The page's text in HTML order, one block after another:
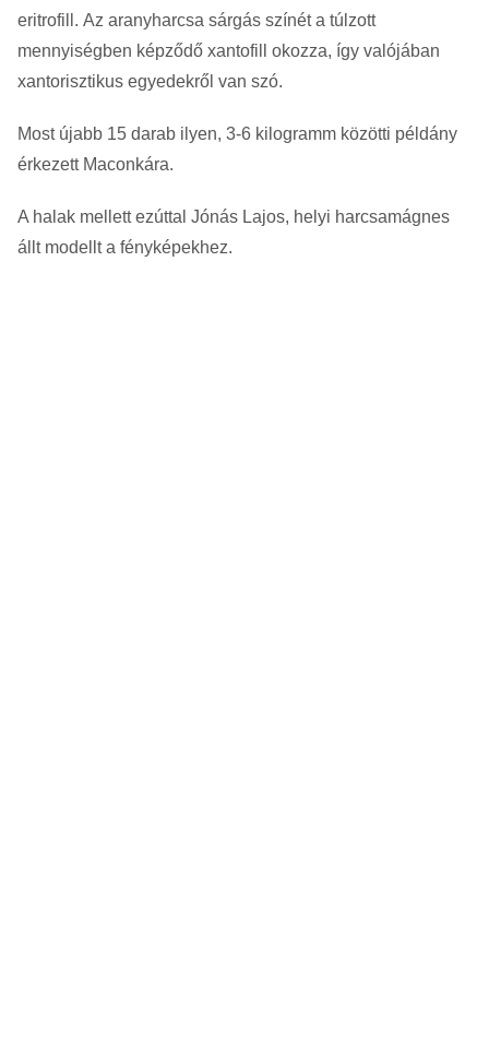
eritrofill. Az aranyharcsa sárgás színét a túlzott
mennyiségben képződő xantofill okozza, így valójában
xantorisztikus egyedekről van szó.
Most újabb 15 darab ilyen, 3-6 kilogramm közötti példány
érkezett Maconkára.
A halak mellett ezúttal Jónás Lajos, helyi harcsamágnes
állt modellt a fényképekhez.